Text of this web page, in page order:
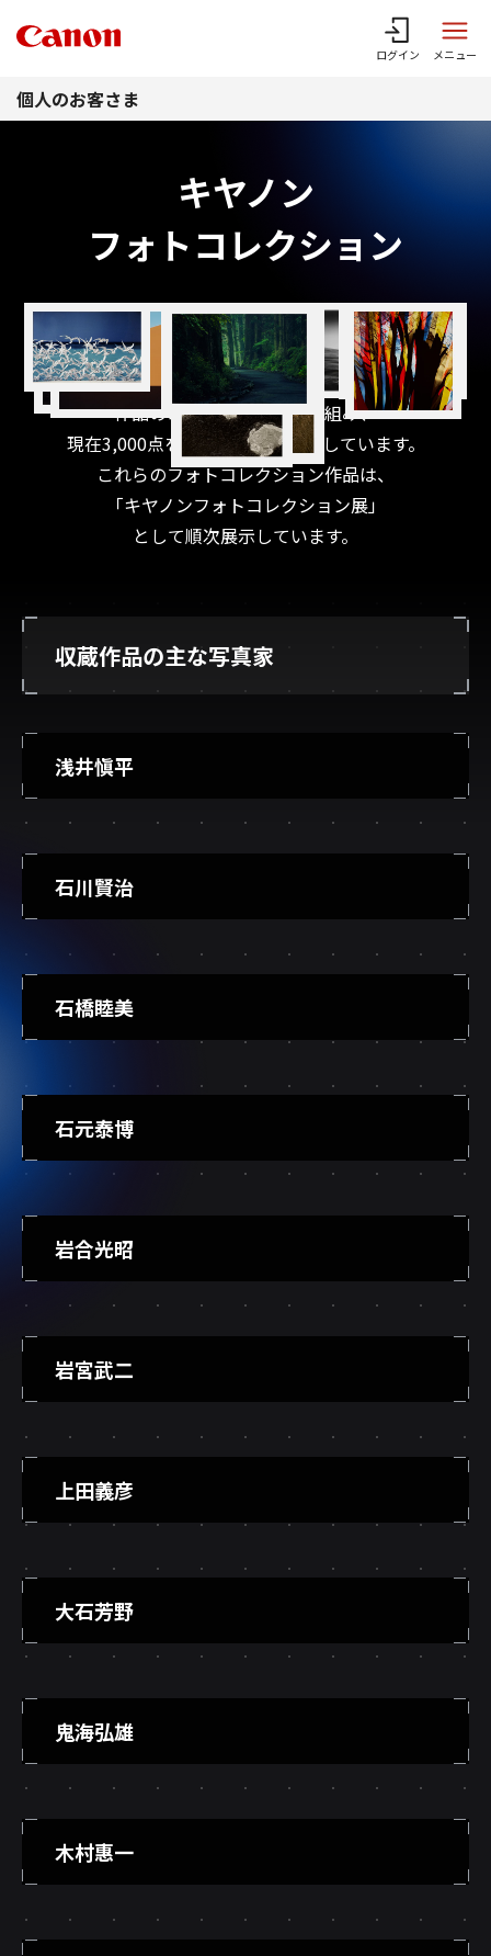
ログイン メニュー
個人のお客さま
キヤノン
フォトコレクション
キヤノンマーケティングジャパン
株式会社では、写真文化向上の目的から、
1994年より日本の優れた写真家の
作品のコレクションに取り組み、
現在3,000点を超える作品を収蔵しています。
これらのフォトコレクション作品は、
「キヤノンフォトコレクション展」
として順次展示しています。
収蔵作品の主な写真家
浅井愼平
石川賢治
石橋睦美
石元泰博
岩合光昭
岩宮武二
上田義彦
大石芳野
鬼海弘雄
木村惠一